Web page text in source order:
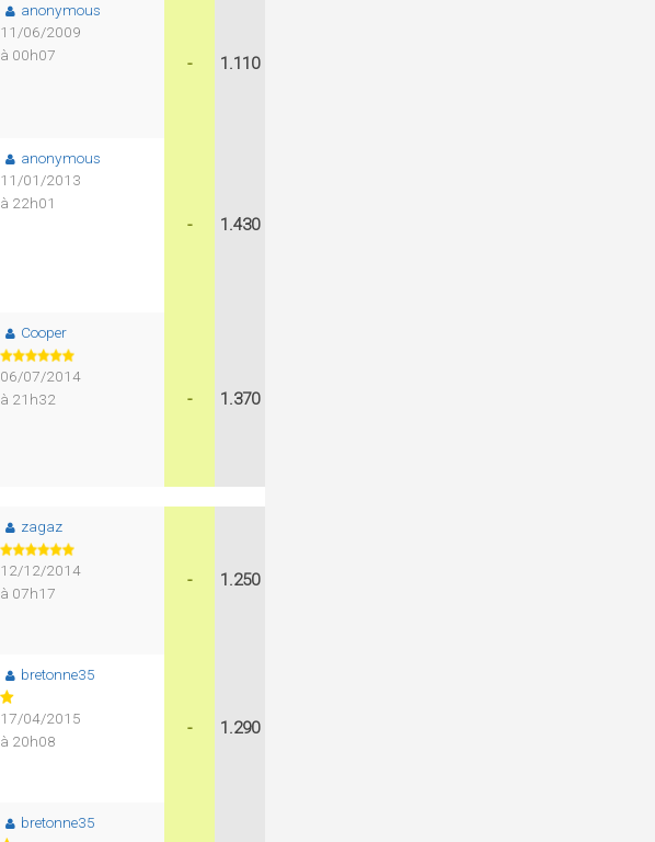
anonymous
11/06/2009
à 00h07
- 1.110
anonymous
11/01/2013
à 22h01
- 1.430
Cooper
06/07/2014
à 21h32
- 1.370
zagaz
12/12/2014
à 07h17
- 1.250
bretonne35
17/04/2015
à 20h08
- 1.290
bretonne35